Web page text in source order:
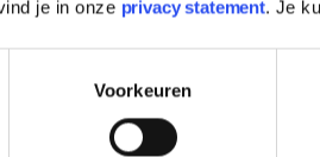
je in onze privacy statement. Je
Voorkeuren